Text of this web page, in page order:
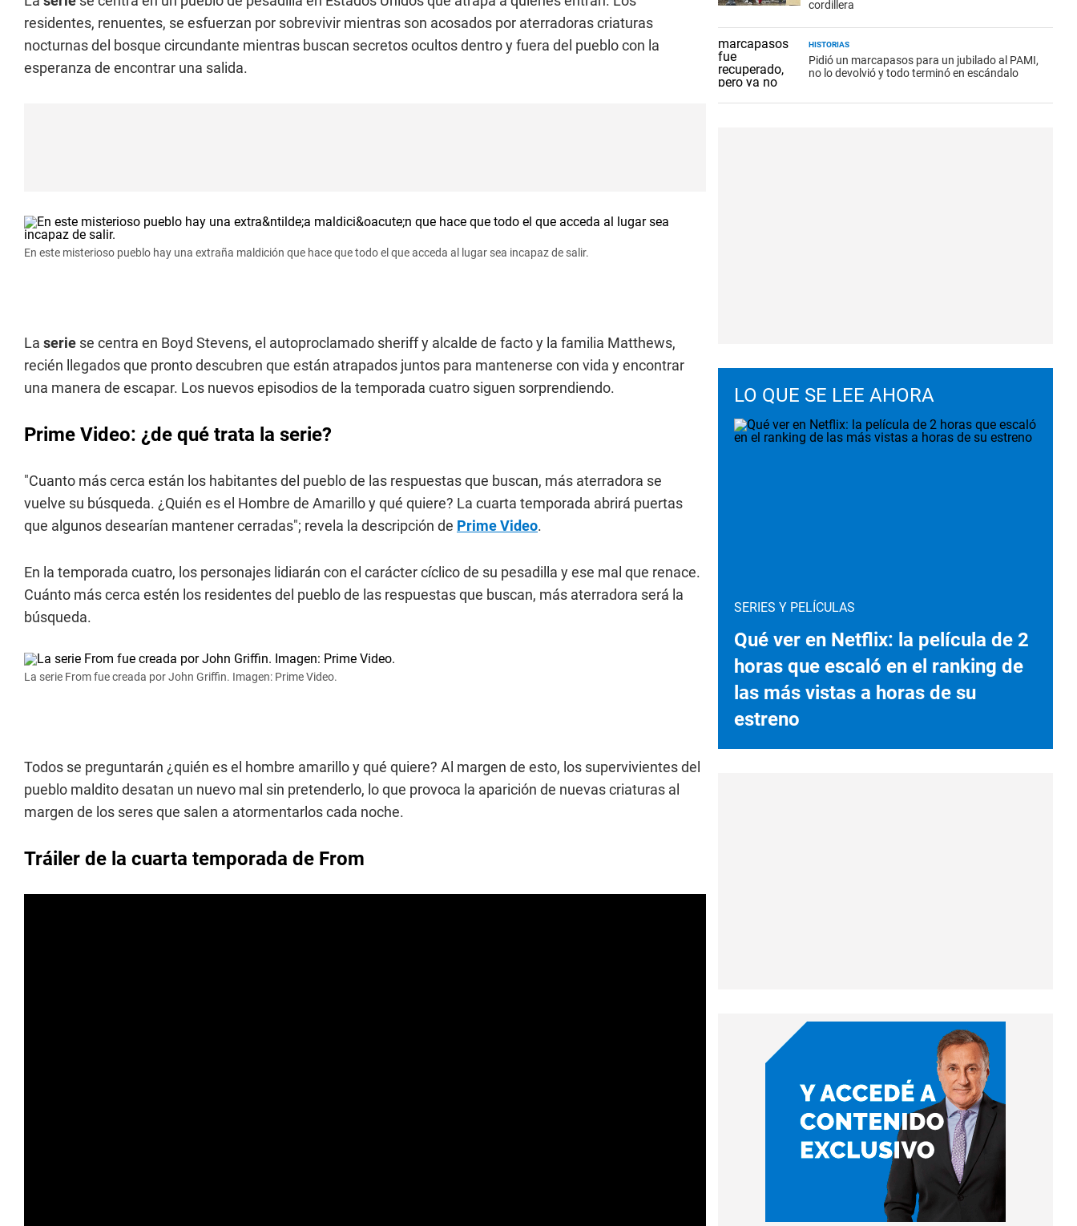
residentes, renuentes, se esfuerzan por sobrevivir mientras son acosados por aterradoras criaturas
nocturnas del bosque circundante mientras buscan secretos ocultos dentro y fuera del pueblo con la
esperanza de encontrar una salida.
En este misterioso pueblo hay una extraña maldición que hace que todo el que acceda al lugar sea incapaz de salir.
La serie se centra en Boyd Stevens, el autoproclamado sheriff y alcalde de facto y la familia Matthews,
recién llegados que pronto descubren que están atrapados juntos para mantenerse con vida y encontrar
una manera de escapar. Los nuevos episodios de la temporada cuatro siguen sorprendiendo.
Prime Video: ¿de qué trata la serie?
"Cuanto más cerca están los habitantes del pueblo de las respuestas que buscan, más aterradora se
vuelve su búsqueda. ¿Quién es el Hombre de Amarillo y qué quiere? La cuarta temporada abrirá puertas
que algunos desearían mantener cerradas"; revela la descripción de Prime Video.
En la temporada cuatro, los personajes lidiarán con el carácter cíclico de su pesadilla y ese mal que renace.
Cuánto más cerca estén los residentes del pueblo de las respuestas que buscan, más aterradora será la
búsqueda.
La serie From fue creada por John Griffin. Imagen: Prime Video.
Todos se preguntarán ¿quién es el hombre amarillo y qué quiere? Al margen de esto, los supervivientes del
pueblo maldito desatan un nuevo mal sin pretenderlo, lo que provoca la aparición de nuevas criaturas al
margen de los seres que salen a atormentarlos cada noche.
Tráiler de la cuarta temporada de From
cordillera
HISTORIAS
Pidió un marcapasos para un jubilado al PAMI,
no lo devolvió y todo terminó en escándalo
LO QUE SE LEE AHORA
SERIES Y PELÍCULAS
Qué ver en Netflix: la película de 2
horas que escaló en el ranking de
las más vistas a horas de su
estreno